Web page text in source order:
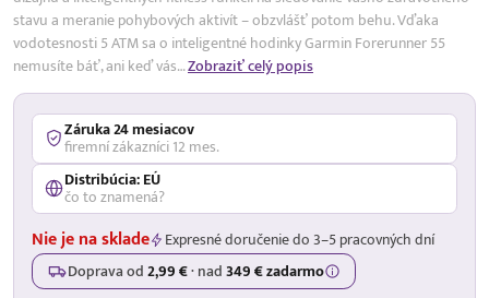
stavu a meranie pohybových aktivít – obzvlášť potom behu. Vďaka
vodotesnosti 5 ATM sa o inteligentné hodinky Garmin Forerunner 55
nemusíte báť, ani keď vás…Zobraziť celý popis
Záruka 24 mesiacov
firemní zákazníci 12 mes.
Distribúcia: EÚ
čo to znamená?
Nie je na sklade
Expresné doručenie do 3–5 pracovných dní
Doprava od2,99 €·nad349 € zadarmo